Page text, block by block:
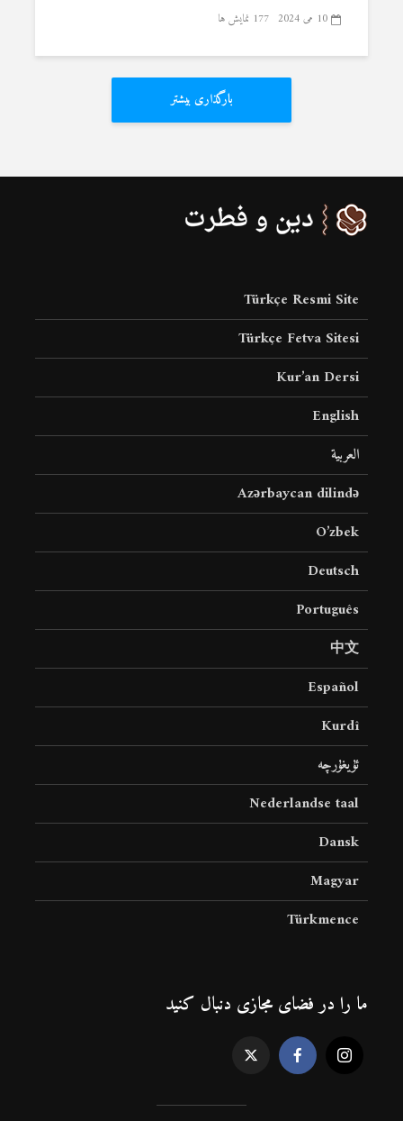
10 می 2024 177 نمایش ها
بارگذاری بیشتر
Türkçe Resmi Site
Türkçe Fetva Sitesi
Kur’an Dersi
English
العربية
Azərbaycan dilində
O’zbek
Deutsch
Português
中文
Español
Kurdî
ئۇيغۇرچە
Nederlandse taal
Dansk
Magyar
Türkmence
ما را در فضای مجازی دنبال کنید